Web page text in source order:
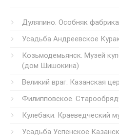
Дуляпино. Особняк
Усадьба Андреевское
Козьмодемьянск. Музей
(дом Шишокина)
Великий враг. Казанская
Филипповское.
Кулебаки. Краеведческий
Усадьба Успенское